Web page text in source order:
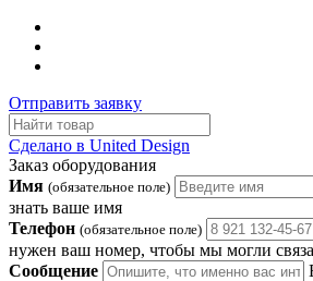
Отправить заявку
Сделано в United Design
Заказ оборудования
Имя (обязательное поле)
знать ваше имя
Телефон (обязательное поле)
нужен ваш номер, чтобы мы могли
Сообщение